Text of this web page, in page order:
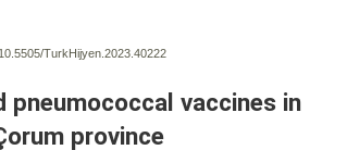
10.5505/TurkHijyen.2023.40222
pneumococcal vaccines in
province